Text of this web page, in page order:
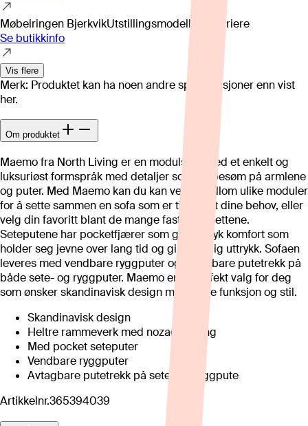
Møbelringen BjerkvikUtstillingsmodell kan variere
Se butikkinfo
Vis flere
Merk: Produktet kan ha noen andre spesifikasjoner enn vist
her.
Om produktet
Maemo fra North Living er en modulsofa med et enkelt og
luksuriøst formspråk med detaljer som leppesøm på armlene
og puter. Med Maemo kan du kan velge mellom ulike moduler
for å sette sammen en sofa som er tilpasset dine behov, eller
velg din favoritt blant de mange faste oppsettene.
Seteputene har pocketfjærer som gir en myk komfort som
holder seg jevne over lang tid og gir et fyldig uttrykk. Sofaen
leveres med vendbare ryggputer og avtagbare putetrekk på
både sete- og ryggputer. Maemo er et perfekt valg for deg
som ønsker skandinavisk design med både funksjon og stil.
Skandinavisk design
Heltre rammeverk med nozag fjæring
Med pocket seteputer
Vendbare ryggputer
Avtagbare putetrekk på sete- og ryggpute
Artikkelnr.365394039